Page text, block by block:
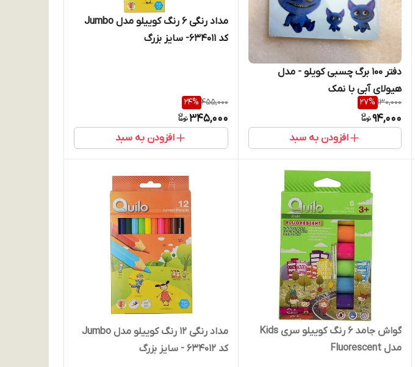
دفتر 100 برگ چسبی کویلو - مدل
هیولای آبی با نمک
130,000
27%
94,000
افزودن به سبد
مداد رنگی 6 رنگ کوییلو مدل Jumbo
کد 634011- سایز بزرگ
455,000
24%
345,000
افزودن به سبد
گواش جامد 6 رنگ کوییلو سری Kids
مدل Fluorescent
مداد رنگی 12 رنگ کوییلو مدل Jumbo
کد 634012 - سایز بزرگ